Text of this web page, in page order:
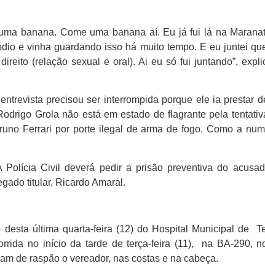
banana. Come uma banana aí. Eu já fui lá na
e vinha guardando isso há muito tempo. E eu juntei
(relação sexual e oral). Ai eu só fui juntando”,
precisou ser interrompida porque ele ia prestar
Grola não está em estado de flagrante pela
Ferrari por porte ilegal de arma de fogo. Como a
Civil deverá pedir a prisão preventiva do
titular, Ricardo Amaral.
última quarta-feira (12) do Hospital Municipal de
no início da tarde de terça-feira (11), na BA-290,
de raspão o vereador, nas costas e na cabeça.